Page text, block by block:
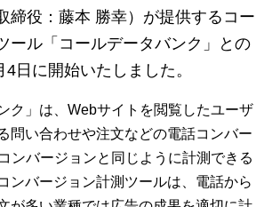
締役：藤本 勝幸）が提供するコー
ール「コールデータバンク」との
日に開始いたしました。
ク」は、Webサイトを閲覧したユーザ
問い合わせや注文などの電話コンバー
ンバージョンと同じように計測できる
ンバージョン計測ツールは、電話から